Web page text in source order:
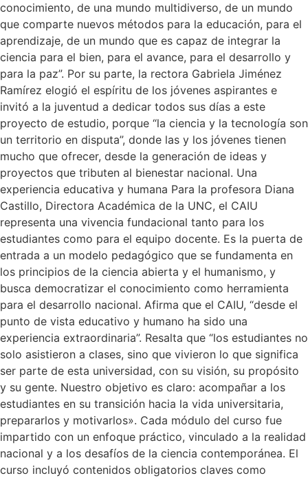
conocimiento, de una mundo multidiverso, de un mundo
que comparte nuevos métodos para la educación, para el
aprendizaje, de un mundo que es capaz de integrar la
ciencia para el bien, para el avance, para el desarrollo y
para la paz”. Por su parte, la rectora Gabriela Jiménez
Ramírez elogió el espíritu de los jóvenes aspirantes e
invitó a la juventud a dedicar todos sus días a este
proyecto de estudio, porque “la ciencia y la tecnología son
un territorio en disputa”, donde las y los jóvenes tienen
mucho que ofrecer, desde la generación de ideas y
proyectos que tributen al bienestar nacional. Una
experiencia educativa y humana Para la profesora Diana
Castillo, Directora Académica de la UNC, el CAIU
representa una vivencia fundacional tanto para los
estudiantes como para el equipo docente. Es la puerta de
entrada a un modelo pedagógico que se fundamenta en
los principios de la ciencia abierta y el humanismo, y
busca democratizar el conocimiento como herramienta
para el desarrollo nacional. Afirma que el CAIU, “desde el
punto de vista educativo y humano ha sido una
experiencia extraordinaria”. Resalta que “los estudiantes no
solo asistieron a clases, sino que vivieron lo que significa
ser parte de esta universidad, con su visión, su propósito
y su gente. Nuestro objetivo es claro: acompañar a los
estudiantes en su transición hacia la vida universitaria,
prepararlos y motivarlos». Cada módulo del curso fue
impartido con un enfoque práctico, vinculado a la realidad
nacional y a los desafíos de la ciencia contemporánea. El
curso incluyó contenidos obligatorios claves como